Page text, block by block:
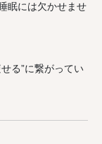
眠には欠かせませ
る”に繋がってい